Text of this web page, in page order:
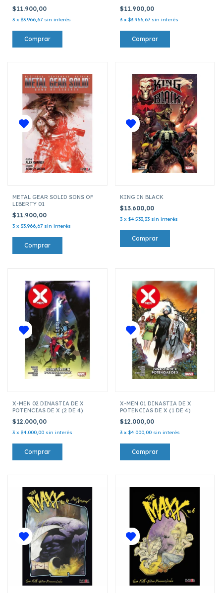
$11.900,00
3 x $3.966,67 sin interés
$11.900,00
3 x $3.966,67 sin interés
METAL GEAR SOLID SONS OF
LIBERTY 01
$11.900,00
3 x $3.966,67 sin interés
KING IN BLACK
$13.600,00
3 x $4.533,33 sin interés
X-MEN 02 DINASTIA DE X
POTENCIAS DE X (2 DE 4)
$12.000,00
3 x $4.000,00 sin interés
X-MEN 01 DINASTIA DE X
POTENCIAS DE X (1 DE 4)
$12.000,00
3 x $4.000,00 sin interés